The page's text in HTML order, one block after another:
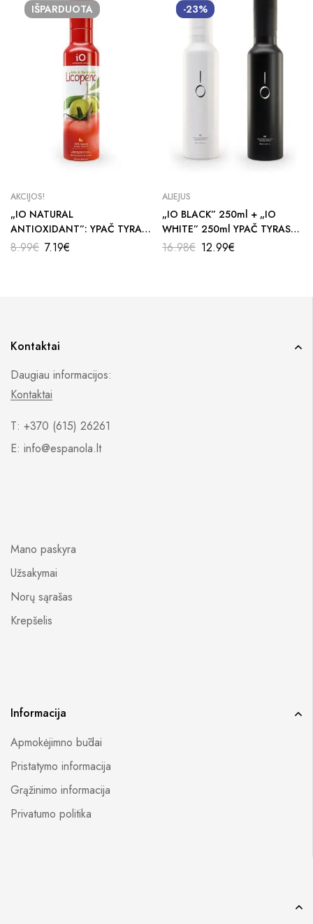
IŠPARDUOTA
AKCIJOS!
„IO NATURAL
ANTIOXIDANT”: YPAČ TYRAS
ALYVUOGIŲ ALIEJUS SU
8.99€ 7.19€
-23%
ALIEJUS
„IO BLACK” 250ml + „IO
WHITE” 250ml YPAČ TYRAS
ALYVUOGIŲ ALIEJUS
16.98€ 12.99€
Kontaktai
Daugiau informacijos:
Kontaktai
T: +370 (615) 26261
E: info@espanola.lt
Mano paskyra
Užsakymai
Norų sąrašas
Krepšelis
Informacija
Apmokėjimno būdai
Pristatymo informacija
Grąžinimo informacija
Privatumo politika